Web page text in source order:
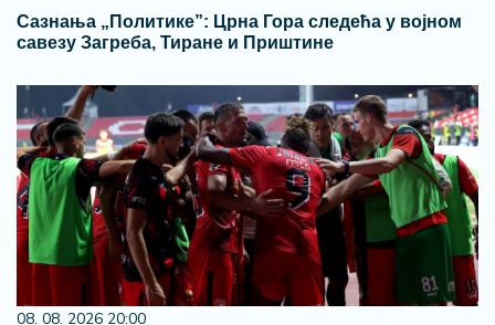
Сазнања „Политике”: Црна Гора следећа у војном
савезу Загреба, Тиране и Приштине
08. 08. 2026 20:00